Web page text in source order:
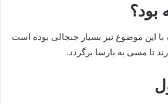
بود؟
با این موضوع نیز بسیار جنجالی بوده است
تا مسی به بارسا برگردد.